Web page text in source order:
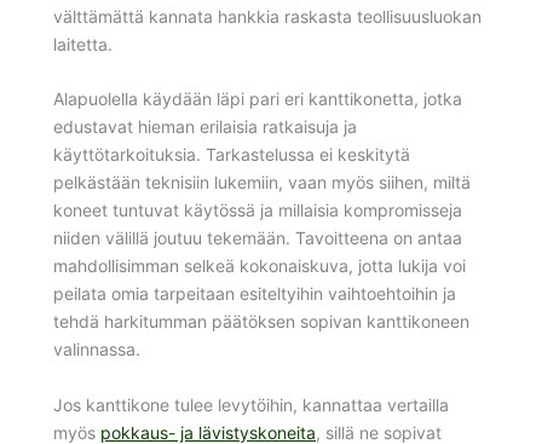
välttämättä kannata hankkia raskasta teollisuusluokan
laitetta.
Alapuolella käydään läpi pari eri kanttikonetta, jotka
edustavat hieman erilaisia ratkaisuja ja
käyttötarkoituksia. Tarkastelussa ei keskitytä
pelkästään teknisiin lukemiin, vaan myös siihen, miltä
koneet tuntuvat käytössä ja millaisia kompromisseja
niiden välillä joutuu tekemään. Tavoitteena on antaa
mahdollisimman selkeä kokonaiskuva, jotta lukija voi
peilata omia tarpeitaan esiteltyihin vaihtoehtoihin ja
tehdä harkitumman päätöksen sopivan kanttikoneen
valinnassa.
Jos kanttikone tulee levytöihin, kannattaa vertailla
myös pokkaus- ja lävistyskoneita, sillä ne sopivat